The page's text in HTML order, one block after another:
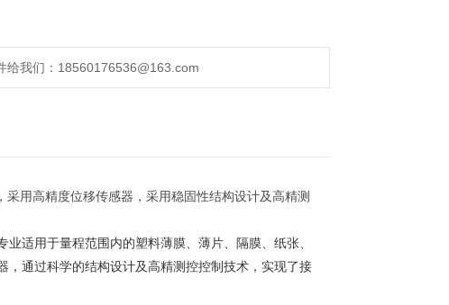
给我们：18560176536@163.com
用高精度位移传感器，采用稳固性结构设计及高精测
适用于量程范围内的塑料薄膜、薄片、隔膜、纸张、
通过科学的结构设计及高精测控控制技术，实现了接